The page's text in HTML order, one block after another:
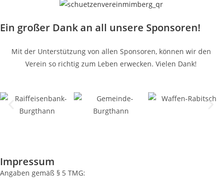
Ein großer Dank an all unsere Sponsoren!
Mit der Unterstützung von allen Sponsoren, können wir den
Verein so richtig zum Leben erwecken. Vielen Dank!
Impressum
Angaben gemäß § 5 TMG: